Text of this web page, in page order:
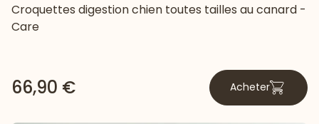
Croquettes digestion chien toutes tailles au canard -
Care
66,90 € Acheter